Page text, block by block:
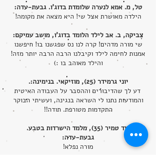
טל, מ. אמא לנערה שלומדת בדוג'ו. גבעת-עדה:
הילדה מאושרת אצל שי! היא מצאה את מקומה!
צביקה, ב. אב לילד הלומד בדוג'ו, מושב עמיקם:
שי מורה מדהים! קרה לנו נס שפגשנו בו! חיפשנו
אמנות לחימה לילד וקיבלנו הרבה הרבה יותר מזה!
והילד מאוהב בו :)
יוני גרמידר (25), מוזיקאי. בנימינה:.
דע לך שהדיבורים וההסבר על העבודה האיטית
והמודעות נתנו לי השראה בנגינה, ועשיתי הבוקר
התקדמות מטורפת. תודה!!
דוד טמיר (35), מלמד הישרדות בטבע.
גבעת-עדה:
מורה נפלא!